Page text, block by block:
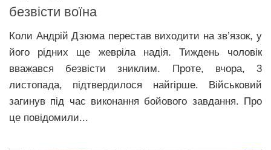
безвісти воїна
Коли Андрій Дзюма перестав виходити на зв’язок, у
його рідних ще жевріла надія. Тиждень чоловік
вважався безвісти зниклим. Проте, вчора, 3
листопада, підтвердилося найгірше. Військовий
загинув під час виконання бойового завдання. Про
це повідомили...